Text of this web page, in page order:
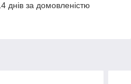
днів за домовленістю